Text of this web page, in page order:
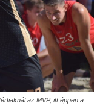
az MVP, itt éppen a